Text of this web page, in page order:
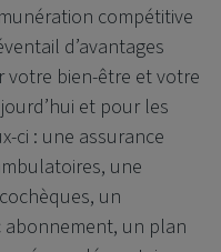
compétitive
d’avantages
votre bien-être et votre
et pour les
ci : une assurance
une
un
un plan